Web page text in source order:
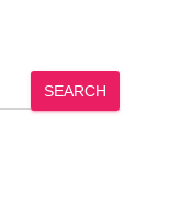
SEARCH